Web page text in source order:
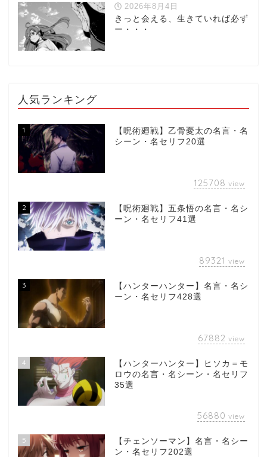
2026年8月4日
きっと会える、生きていれば必ず
ー・・・
人気ランキング
1
【呪術廻戦】乙骨憂太の名言・名
シーン・名セリフ20選
125708 view
2
【呪術廻戦】五条悟の名言・名シ
ーン・名セリフ41選
89321 view
3
【ハンターハンター】名言・名シ
ーン・名セリフ428選
67882 view
4
【ハンターハンター】ヒソカ＝モ
ロウの名言・名シーン・名セリフ
35選
56880 view
5
【チェンソーマン】名言・名シー
ン・名セリフ202選